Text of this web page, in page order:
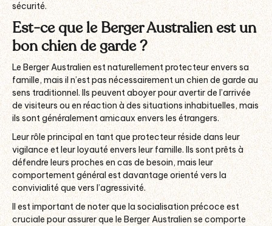
sécurité.
Est-ce que le Berger Australien est un
bon chien de garde ?
Le Berger Australien est naturellement protecteur envers sa
famille, mais il n’est pas nécessairement un chien de garde au
sens traditionnel. Ils peuvent aboyer pour avertir de l’arrivée
de visiteurs ou en réaction à des situations inhabituelles, mais
ils sont généralement amicaux envers les étrangers.
Leur rôle principal en tant que protecteur réside dans leur
vigilance et leur loyauté envers leur famille. Ils sont prêts à
défendre leurs proches en cas de besoin, mais leur
comportement général est davantage orienté vers la
convivialité que vers l’agressivité.
Il est important de noter que la socialisation précoce est
cruciale pour assurer que le Berger Australien se comporte